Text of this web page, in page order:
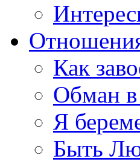
Как
Обман в
Я
Быть